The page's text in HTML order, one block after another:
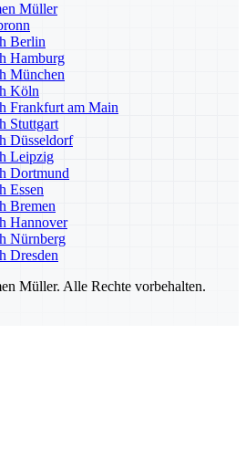
Müller
Berlin
Hamburg
München
Köln
Frankfurt am Main
Stuttgart
Düsseldorf
Leipzig
Dortmund
Essen
Bremen
Hannover
Nürnberg
Dresden
Müller. Alle Rechte vorbehalten.